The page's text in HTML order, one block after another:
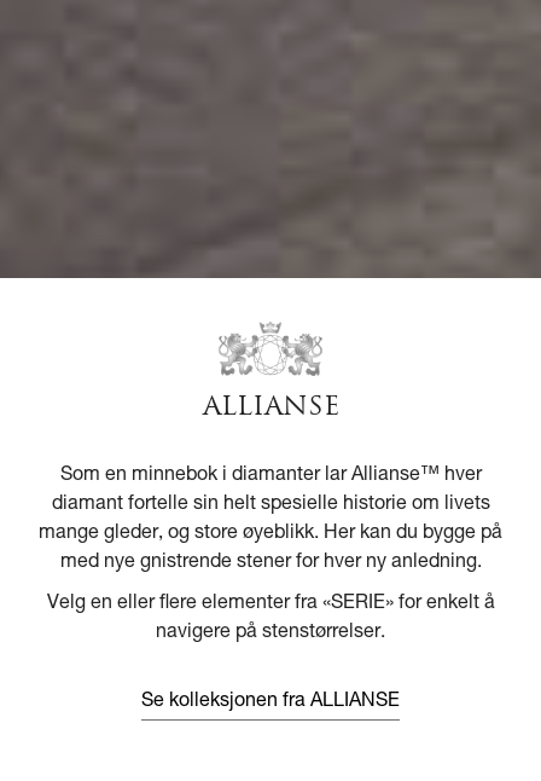
ALLIANSE
Som en minnebok i diamanter lar Allianse™ hver
diamant fortelle sin helt spesielle historie om livets
mange gleder, og store øyeblikk. Her kan du bygge på
med nye gnistrende stener for hver ny anledning.
Velg en eller flere elementer fra «SERIE» for enkelt å
navigere på stenstørrelser.
Se kolleksjonen fra ALLIANSE